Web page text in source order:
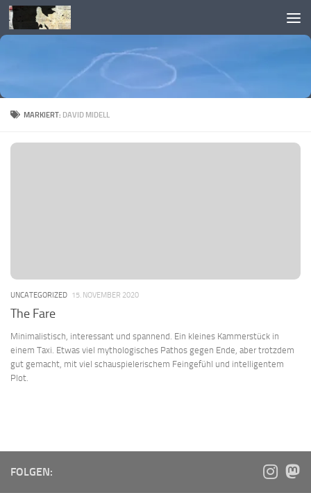
Skip to content
MARKIERT: DAVID MIDELL
UNCATEGORIZED 15. NOVEMBER 2020
The Fare
Minimalistisch, interessant und spannend. Ein kleines Kammerstück in
einem Taxi. Etwas viel mythologisches Pathos gegen Ende, aber trotzdem
gut gemacht, mit viel schauspielerischem Feingefühl und intelligentem
Plot.
FOLGEN: